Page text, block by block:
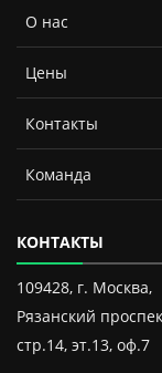
О нас
Цены
Контакты
Команда
КОНТАКТЫ
109428, г. Москва,
Рязанский
стр.14, эт.13, оф.7